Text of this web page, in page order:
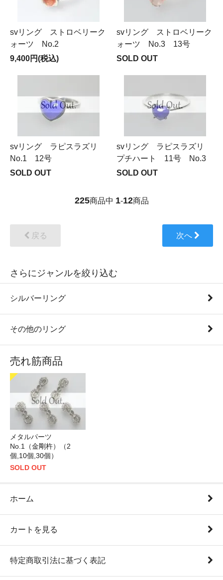
svリング ストロベリーク
ォーツ No.2
9,400円(税込)
svリング ストロベリーク
ォーツ No.3 13号
SOLD OUT
svリング ラピスラズリ
No.1 12号
SOLD OUT
svリング ラピスラズリ
プチハート 11号 No.3
SOLD OUT
225商品中 1-12商品
戻る 次へ
さらにジャンルを絞り込む
シルバーリング
その他のリング
売れ筋商品
メタルパーツ
No.1（金剛杵）（2
個,10個,30個）
SOLD OUT
ホーム
カートを見る
特定商取引法に基づく表記